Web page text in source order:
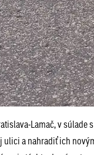
Lamač, v
ulici a nahradiť ich